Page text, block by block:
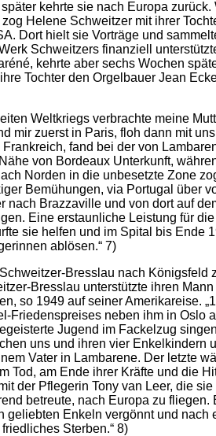
kehrte sie nach Europa
Helene Schweitzer mit ihrer
Dort hielt sie Vorträge und
Schweitzers finanziell
kehrte aber sechs Wochen
Tochter den Orgelbauer Jean
Weltkriegs verbrachte meine
mir zuerst in Paris, floh dann mit
fand bei der von
von Bordeaux Unterkunft,
Norden in die unbesetzte Zone
Bemühungen, via Portugal über
nach Brazzaville und von dort auf
Eine erstaunliche Leistung für
sie helfen und im Spital bis Ende
ablösen.“ 7)
Bresslau nach Königsfeld
Bresslau unterstützte ihren
so 1949 auf seiner Amerikareise.
Friedenspreises neben ihm in Oslo
Jugend im Fackelzug
uns und ihren vier Enkelkindern
Vater in Lambarene. Der letzte
Tod, am Ende ihrer Kräfte und die
der Pflegerin Tony van Leer, die
betreute, nach Europa zu fliegen.
geliebten Enkeln vergönnt und nach
Sterben.“ 8)